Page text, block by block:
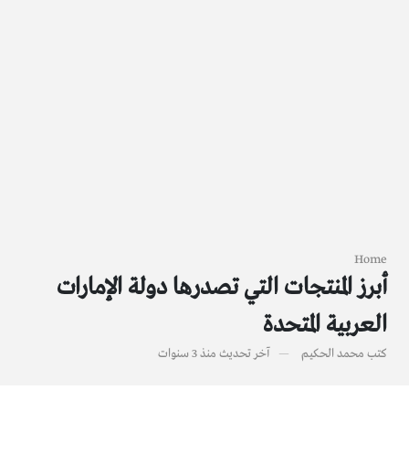
Home
أبرز المنتجات التي تصدرها دولة الإمارات
العربية المتحدة
كتب محمد الحكيم آخر تحديث منذ 3 سنوات